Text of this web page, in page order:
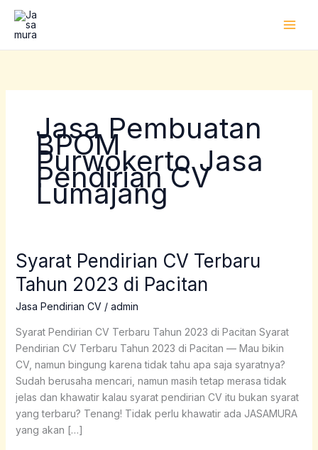
Lewati
konten
Jasa Pembuatan
BPOM
Purwokerto Jasa
Pendirian CV
Lumajang
Syarat Pendirian CV Terbaru
Tahun 2023 di Pacitan
Jasa Pendirian CV/ admin
Syarat Pendirian CV Terbaru Tahun 2023 di Pacitan Syarat
Pendirian CV Terbaru Tahun 2023 di Pacitan — Mau bikin
CV, namun bingung karena tidak tahu apa saja syaratnya?
Sudah berusaha mencari, namun masih tetap merasa tidak
jelas dan khawatir kalau syarat pendirian CV itu bukan syarat
yang terbaru? Tenang! Tidak perlu khawatir ada JASAMURA
yang akan […]
Syarat
Pendirian
CV
Terbaru
2023
di
Pacitan